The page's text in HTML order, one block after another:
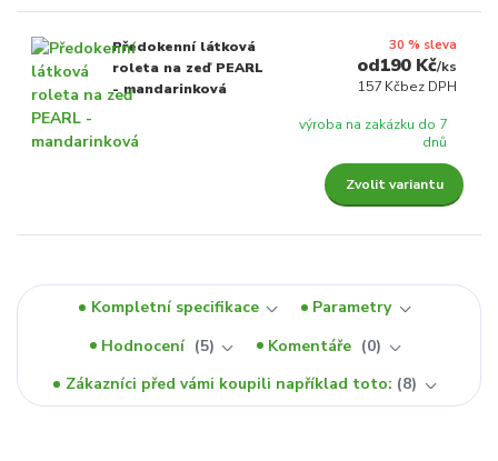
Předokenní látková
roleta na zeď PEARL
- mandarinková
30 % sleva
190 Kč/ks
157 Kčbez DPH
výroba na zakázku do 7
dnů
Zvolit variantu
Kompletní specifikace
Parametry
Hodnocení
5 Komentáře
0
Zákazníci před vámi koupili například toto: 8